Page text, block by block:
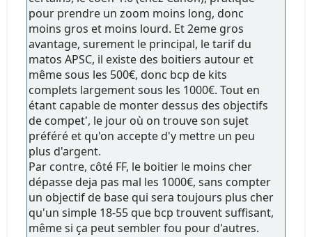
pour prendre un zoom moins long, donc
moins gros et moins lourd. Et 2eme gros
avantage, surement le principal, le tarif du
matos APSC, il existe des boitiers autour et
même sous les 500€, donc bcp de kits
complets largement sous les 1000€. Tout en
étant capable de monter dessus des objectifs
de compet', le jour où on trouve son sujet
préféré et qu'on accepte d'y mettre un peu
plus d'argent.
Par contre, côté FF, le boitier le moins cher
dépasse deja pas mal les 1000€, sans compter
un objectif de base qui sera toujours plus cher
qu'un simple 18-55 que bcp trouvent suffisant,
même si ça peut sembler fou pour d'autres.